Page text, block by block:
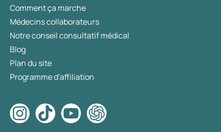
Comment ça marche
Médecins collaborateurs
Notre conseil consultatif médical
Blog
Plan du site
Programme d'affiliation